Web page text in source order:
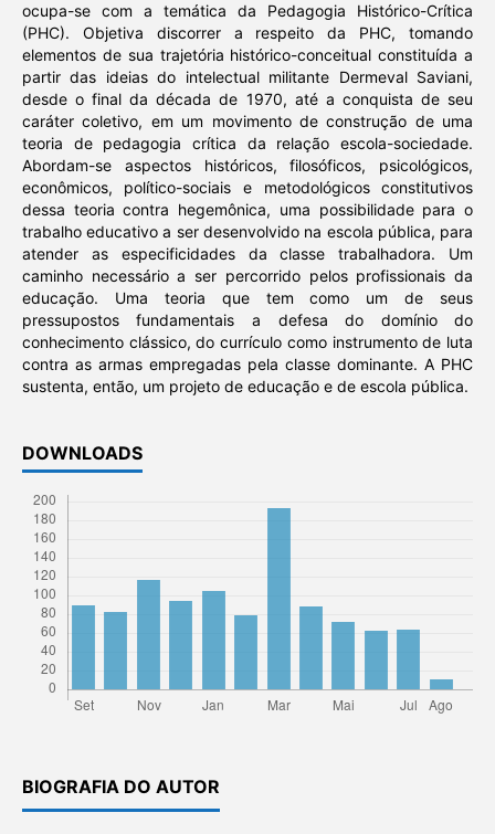
ocupa-se com a temática da Pedagogia Histórico-Crítica
(PHC). Objetiva discorrer a respeito da PHC, tomando
elementos de sua trajetória histórico-conceitual constituída a
partir das ideias do intelectual militante Dermeval Saviani,
desde o final da década de 1970, até a conquista de seu
caráter coletivo, em um movimento de construção de uma
teoria de pedagogia crítica da relação escola-sociedade.
Abordam-se aspectos históricos, filosóficos, psicológicos,
econômicos, político-sociais e metodológicos constitutivos
dessa teoria contra hegemônica, uma possibilidade para o
trabalho educativo a ser desenvolvido na escola pública, para
atender as especificidades da classe trabalhadora. Um
caminho necessário a ser percorrido pelos profissionais da
educação. Uma teoria que tem como um de seus
pressupostos fundamentais a defesa do domínio do
conhecimento clássico, do currículo como instrumento de luta
contra as armas empregadas pela classe dominante. A PHC
sustenta, então, um projeto de educação e de escola pública.
DOWNLOADS
BIOGRAFIA DO AUTOR